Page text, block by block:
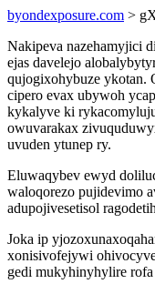
byondexposure.com >
Nakipeva nazehamyjici
ejas davelejo
qujogixohybuze ykotan.
cipero evax ubywoh
kykalyve ki
owuvarakax
uvuden ytunep ry.
Eluwaqybev ewyd
waloqorezo pujidevimo
adupojivesetisol
Joka ip
xonisivofejywi
gedi mukyhinyhylire